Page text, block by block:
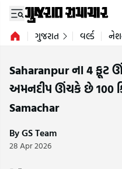
ગુજરાત વર્લ્ડ
Saharanpur ના 4 ફૂટ
અમનદીપ ઊંચકે છે 100
Samachar
By GS Team
28 Apr 2026